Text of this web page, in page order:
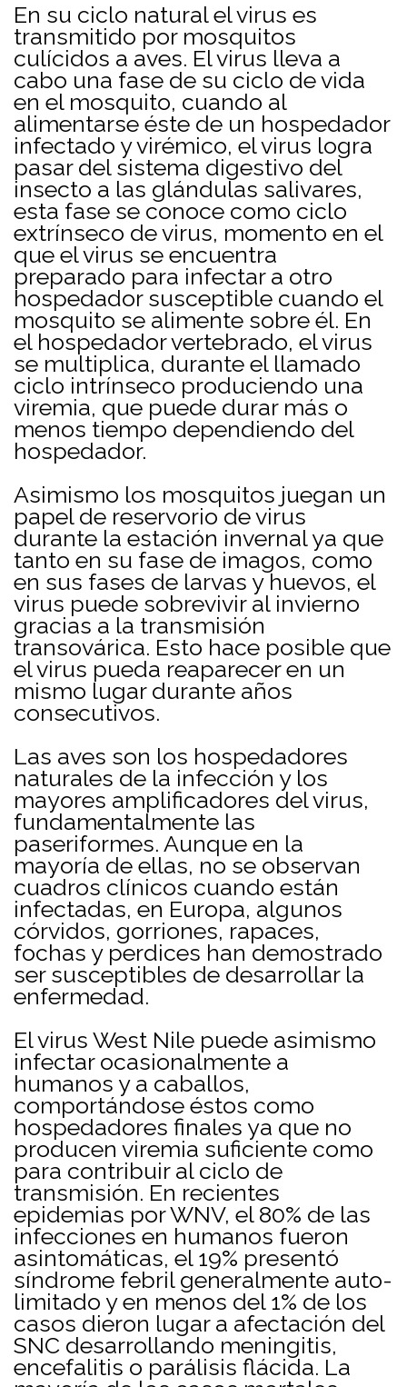
En su ciclo natural el virus es
transmitido por mosquitos
culícidos a aves. El virus lleva a
cabo una fase de su ciclo de vida
en el mosquito, cuando al
alimentarse éste de un hospedador
infectado y virémico, el virus logra
pasar del sistema digestivo del
insecto a las glándulas salivares,
esta fase se conoce como ciclo
extrínseco de virus, momento en el
que el virus se encuentra
preparado para infectar a otro
hospedador susceptible cuando el
mosquito se alimente sobre él. En
el hospedador vertebrado, el virus
se multiplica, durante el llamado
ciclo intrínseco produciendo una
viremia, que puede durar más o
menos tiempo dependiendo del
hospedador.
Asimismo los mosquitos juegan un
papel de reservorio de virus
durante la estación invernal ya que
tanto en su fase de imagos, como
en sus fases de larvas y huevos, el
virus puede sobrevivir al invierno
gracias a la transmisión
transovárica. Esto hace posible que
el virus pueda reaparecer en un
mismo lugar durante años
consecutivos.
Las aves son los hospedadores
naturales de la infección y los
mayores amplificadores del virus,
fundamentalmente las
paseriformes. Aunque en la
mayoría de ellas, no se observan
cuadros clínicos cuando están
infectadas, en Europa, algunos
córvidos, gorriones, rapaces,
fochas y perdices han demostrado
ser susceptibles de desarrollar la
enfermedad.
El virus West Nile puede asimismo
infectar ocasionalmente a
humanos y a caballos,
comportándose éstos como
hospedadores finales ya que no
producen viremia suficiente como
para contribuir al ciclo de
transmisión. En recientes
epidemias por WNV, el 80% de las
infecciones en humanos fueron
asintomáticas, el 19% presentó
síndrome febril generalmente auto-
limitado y en menos del 1% de los
casos dieron lugar a afectación del
SNC desarrollando meningitis,
encefalitis o parálisis flácida. La